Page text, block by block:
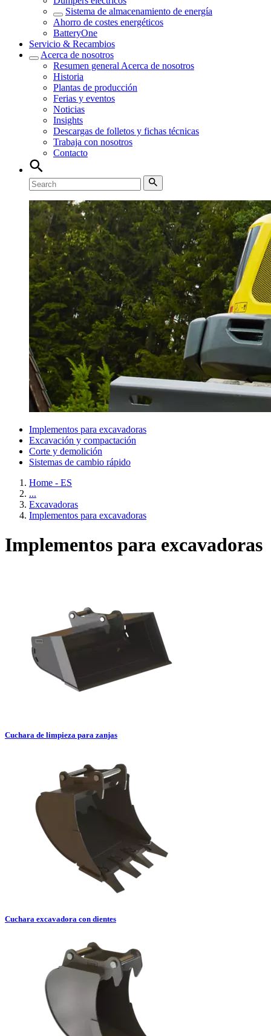
Sistema de almacenamiento de energía
Ahorro de costes energéticos
BatteryOne
Servicio & Recambios
Acerca de nosotros
Resumen general Acerca de nosotros
Historia
Plantas de producción
Ferias y eventos
Noticias
Insights
Descargas de folletos y fichas técnicas
Trabaja con nosotros
Contacto
Implementos para excavadoras
Excavación y compactación
Corte y demolición
Sistemas de cambio rápido
Home - ES
...
Excavadoras
Implementos para excavadoras
Implementos para excavadoras
Cuchara de limpieza para zanjas
Cuchara excavadora con dientes